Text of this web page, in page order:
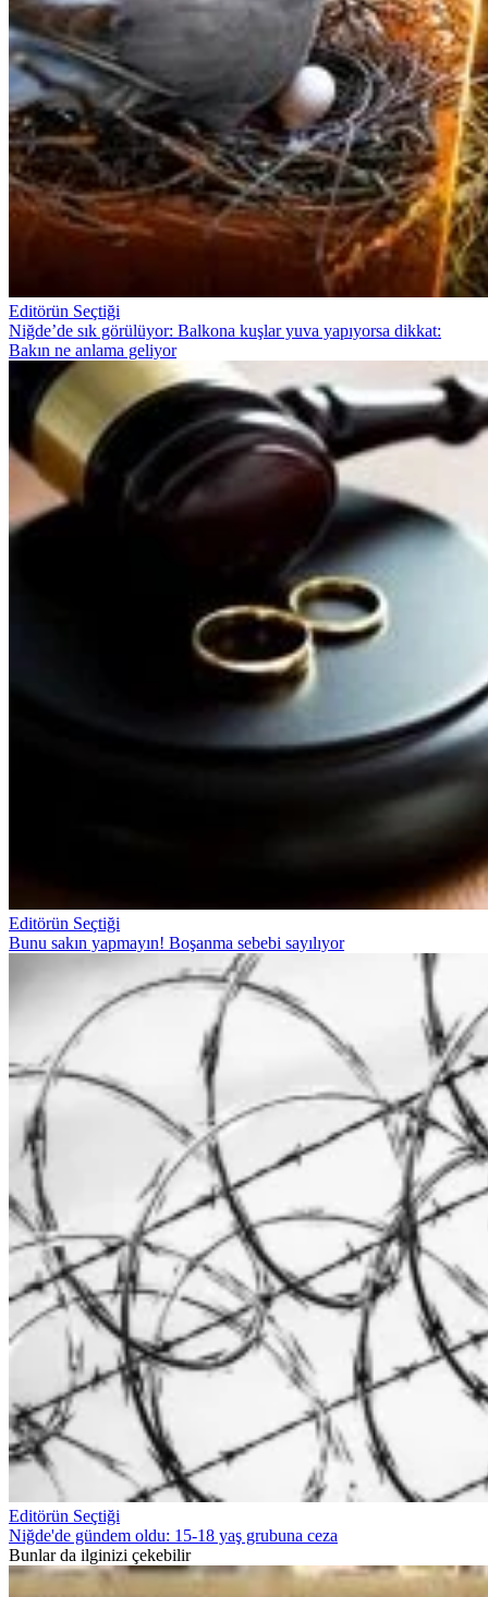
Editörün Seçtiği
Niğde’de sık görülüyor: Balkona kuşlar yuva yapıyorsa dikkat:
Bakın ne anlama geliyor
Editörün Seçtiği
Bunu sakın yapmayın! Boşanma sebebi sayılıyor
Editörün Seçtiği
Niğde'de gündem oldu: 15-18 yaş grubuna ceza
Bunlar da ilginizi çekebilir